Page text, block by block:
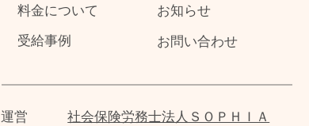
料金について
受給事例
お知らせ
お問い合わせ
運営
社会保険労務士法人ＳＯＰＨＩＡ